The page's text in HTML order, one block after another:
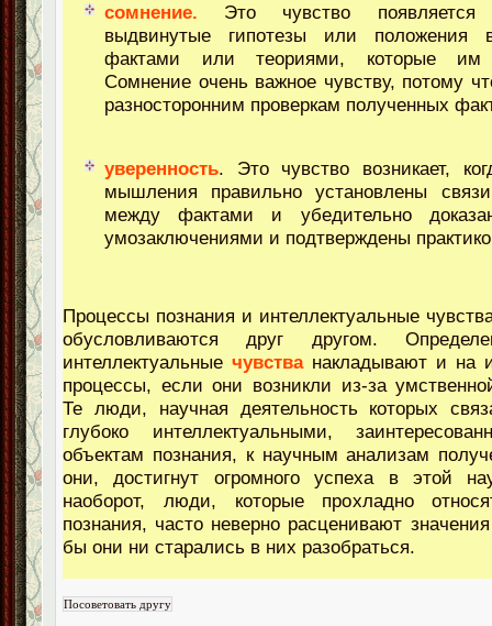
сомнение. Это чувство появляется
выдвинутые гипотезы или положения
фактами или теориями, которые им
Сомнение очень важное чувству, потому
разносторонним проверкам полученных
уверенность. Это чувство возникает,
мышления правильно установлены
между фактами и убедительно
умозаключениями и подтверждены
Процессы познания и интеллектуальные
обусловливаются друг другом.
интеллектуальные чувстванакладывают и на
процессы, если они возникли из-за
Те люди, научная деятельность которых
глубоко интеллектуальными,
объектам познания, к научным анализам
они, достигнут огромного успеха в этой
наоборот, люди, которые прохладно
познания, часто неверно расценивают
бы они ни старались в них разобраться.